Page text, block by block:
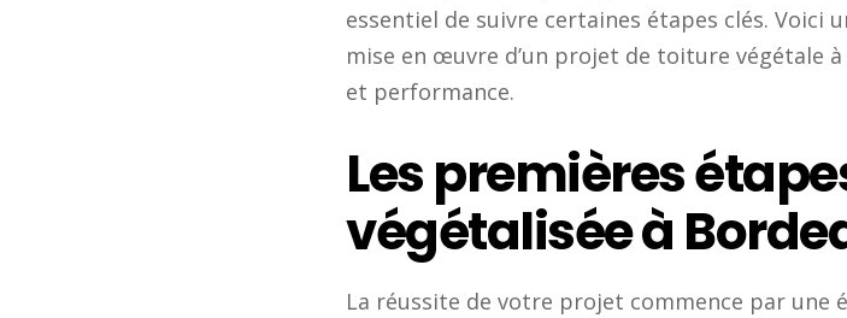
essentiel de suivre certaines étapes clés. Voici
mise en œuvre d’un projet de toiture végétale
et performance.
Les premières
végétalisée à
La réussite de votre projet commence par une